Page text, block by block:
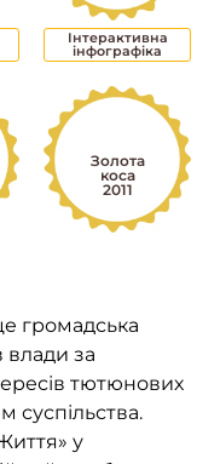
Інтерактивна
інфографіка
Золота
коса
2011
громадська
влади за
тютюнових
суспільства.
у